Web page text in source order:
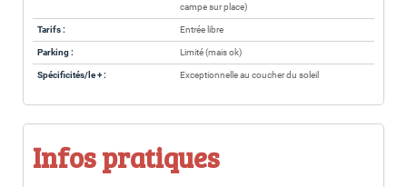
campe sur place)
Tarifs : Entrée libre
Parking : Limité (mais ok)
Spécificités/le + : Exceptionnelle au coucher du soleil
Infos pratiques